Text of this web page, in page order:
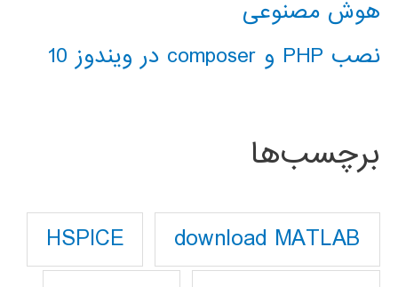
هوش مصنوعی
نصب PHP و composer در ویندوز 10
برچسب‌ها
download MATLAB
HSPICE